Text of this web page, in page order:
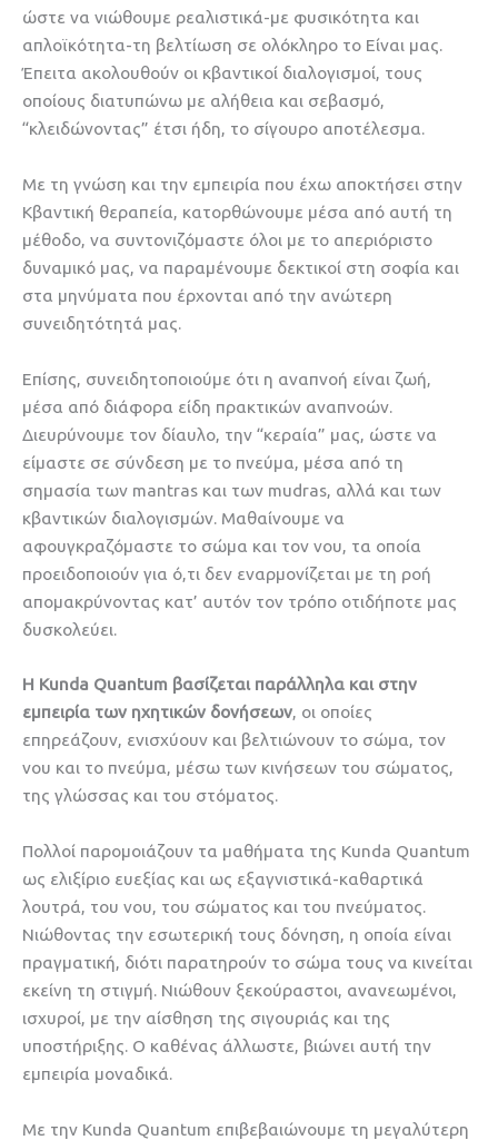
ώστε να νιώθουμε ρεαλιστικά-με φυσικότητα και
απλοϊκότητα-τη βελτίωση σε ολόκληρο το Είναι μας.
Έπειτα ακολουθούν οι κβαντικοί διαλογισμοί, τους
οποίους διατυπώνω με αλήθεια και σεβασμό,
“κλειδώνοντας” έτσι ήδη, το σίγουρο αποτέλεσμα.
Με τη γνώση και την εμπειρία που έχω αποκτήσει στην
Κβαντική θεραπεία, κατορθώνουμε μέσα από αυτή τη
μέθοδο, να συντονιζόμαστε όλοι με το απεριόριστο
δυναμικό μας, να παραμένουμε δεκτικοί στη σοφία και
στα μηνύματα που έρχονται από την ανώτερη
συνειδητότητά μας.
Επίσης, συνειδητοποιούμε ότι η αναπνοή είναι ζωή,
μέσα από διάφορα είδη πρακτικών αναπνοών.
Διευρύνουμε τον δίαυλο, την “κεραία” μας, ώστε να
είμαστε σε σύνδεση με το πνεύμα, μέσα από τη
σημασία των mantras και των mudras, αλλά και των
κβαντικών διαλογισμών. Μαθαίνουμε να
αφουγκραζόμαστε το σώμα και τον νου, τα οποία
προειδοποιούν για ό,τι δεν εναρμονίζεται με τη ροή
απομακρύνοντας κατ’ αυτόν τον τρόπο οτιδήποτε μας
δυσκολεύει.
Η Kunda Quantum βασίζεται παράλληλα και στην
εμπειρία των ηχητικών δονήσεων, οι οποίες
επηρεάζουν, ενισχύουν και βελτιώνουν το σώμα, τον
νου και το πνεύμα, μέσω των κινήσεων του σώματος,
της γλώσσας και του στόματος.
Πολλοί παρομοιάζουν τα μαθήματα της Kunda Quantum
ως ελιξίριο ευεξίας και ως εξαγνιστικά-καθαρτικά
λουτρά, του νου, του σώματος και του πνεύματος.
Νιώθοντας την εσωτερική τους δόνηση, η οποία είναι
πραγματική, διότι παρατηρούν το σώμα τους να κινείται
εκείνη τη στιγμή. Νιώθουν ξεκούραστοι, ανανεωμένοι,
ισχυροί, με την αίσθηση της σιγουριάς και της
υποστήριξης. Ο καθένας άλλωστε, βιώνει αυτή την
εμπειρία μοναδικά.
Με την Kunda Quantum επιβεβαιώνουμε τη μεγαλύτερη